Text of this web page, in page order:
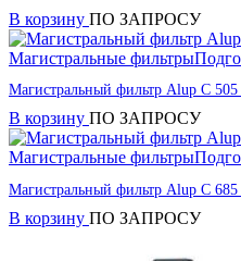
В корзину ПО ЗАПРОСУ
Магистральные фильтры
Магистральный фильтр Alup C
В корзину ПО ЗАПРОСУ
Магистральные фильтры
Магистральный фильтр Alup C
В корзину ПО ЗАПРОСУ